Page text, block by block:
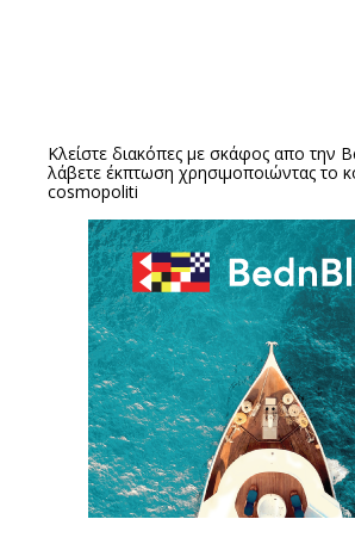
Κλείστε διακόπες με σκάφος απο την
λάβετε έκπτωση χρησιμοποιώντας το
cosmopoliti